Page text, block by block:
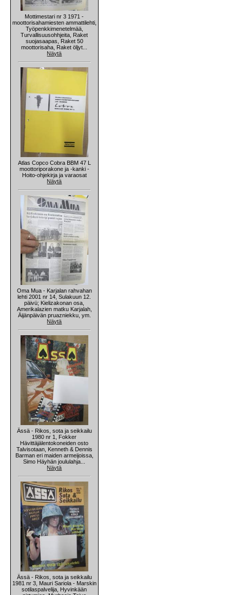
Mottimestari nr 3 1971 -
moottorisahamiesten ammattilehti,
Työpenkkimenetelmää,
Turvallisuusohhjeita, Raket
suojasaapas, Raket 50
moottorisaha, Raket öljyt...
Näytä
Atlas Copco Cobra BBM 47 L
moottoriporakone ja -kanki -
Hoito-ohjekirja ja varaosat
Näytä
Oma Mua - Karjalan rahvahan
lehti 2001 nr 14, Sulakuun 12.
päivü; Kielizakonan osa,
Amerikalazien matku Karjalah,
Äijänpäivän pruazniekku, ym.
Näytä
Ässä - Rikos, sota ja seikkailu
1980 nr 1, Fokker
Hävittäjälentokoneiden osto
Talvisotaan, Kenneth & Dennis
Barman eri maiden armeijoissa,
Simo Häyhän joululahja...
Näytä
Ässä - Rikos, sota ja seikkailu
1981 nr 3, Mauri Sariola - Marskin
sotilaspalvelija, Hyvinkään